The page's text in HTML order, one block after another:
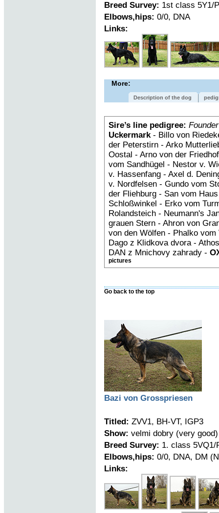
Breed Survey: 1st class 5Y1/P
Elbows,hips: 0/0, DNA
Links:
More:
Description of the dog
Sire’s line pedigree: Founder
Uckermark- Billo von
der Peterstirn - Arko
Oostal - Arno von der
vom Sandhügel - Nestor v.
v. Hassenfang - Axel d.
v. Nordfelsen - Gundo vom
der Fliehburg - San vom
Schloßwinkel - Erko vom
Rolandsteich - Neumann's
grauen Stern - Ahron von
von den Wölfen - Phalko
Dago z Klidkova dvora -
DAN z Mnichovy zahrady -
pictures
Go back to the top
Bazi von Grosspriesen
Titled: ZVV1, BH-VT, IGP3
Show: velmi dobry (very good)
Breed Survey: 1. class 5VQ1/
Elbows,hips: 0/0, DNA, DM
Links: